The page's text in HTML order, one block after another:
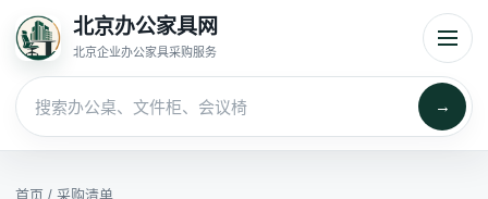
北京办公家具网
北京企业办公家具采购服务
→
首页 / 采购清单